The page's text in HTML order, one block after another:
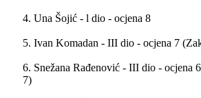
4. Una Šojić - l dio - ocjena 8
5. Ivan Komadan - III dio - ocjena 7
6. Snežana Rađenović - III dio - ocjena
7)